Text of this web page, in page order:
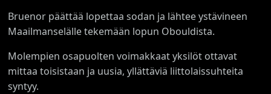
Bruenor päättää lopettaa sodan ja lähtee ystävineen
Maailmanselälle tekemään lopun Obouldista.
Molempien osapuolten voimakkaat yksilöt ottavat
mittaa toisistaan ja uusia, yllättäviä liittolaissuhteita
syntyy.